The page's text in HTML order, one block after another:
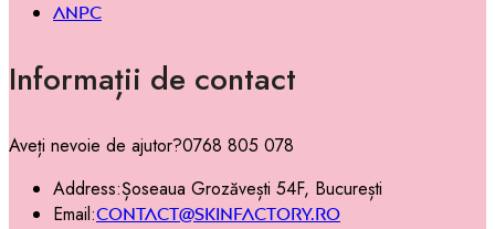
ANPC
Informații de contact
Aveți nevoie de ajutor?0768 805 078
Address:Șoseaua Grozăvești 54F, București
Email:contact@skinfactory.ro